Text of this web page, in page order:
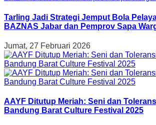
Tarling Jadi Strategi Jemput Bola
BAZNAS Jabar dan Pemprov Sapa
Jumat, 27 Februari 2026
AAYF Ditutup Meriah: Seni dan
Bandung Barat Culture Festival 2025